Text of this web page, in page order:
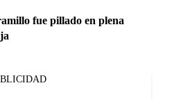
fue pillado en plena